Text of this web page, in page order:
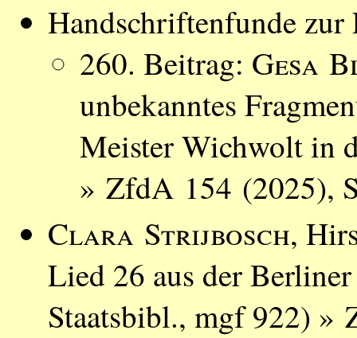
Handschriftenfunde
260. Beitrag: Gesa
unbekanntes
Meister Wichwolt in
» ZfdA 154 (2025),
Clara Strijbosch,
Lied 26 aus der
Staatsbibl., mgf 922)